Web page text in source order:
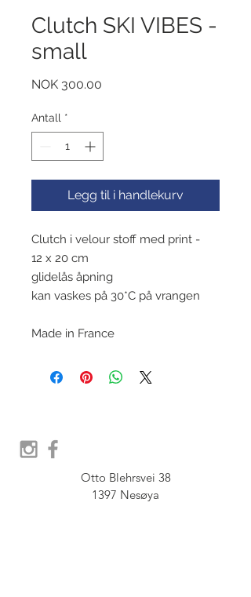
Clutch SKI VIBES -
small
NOK 300.00
Antall *
Legg til i handlekurv
Clutch i velour stoff med print -
12 x 20 cm
glidelås åpning
kan vaskes på 30*C på vrangen
Made in France
Otto Blehrsvei 38
1397 Nesøya